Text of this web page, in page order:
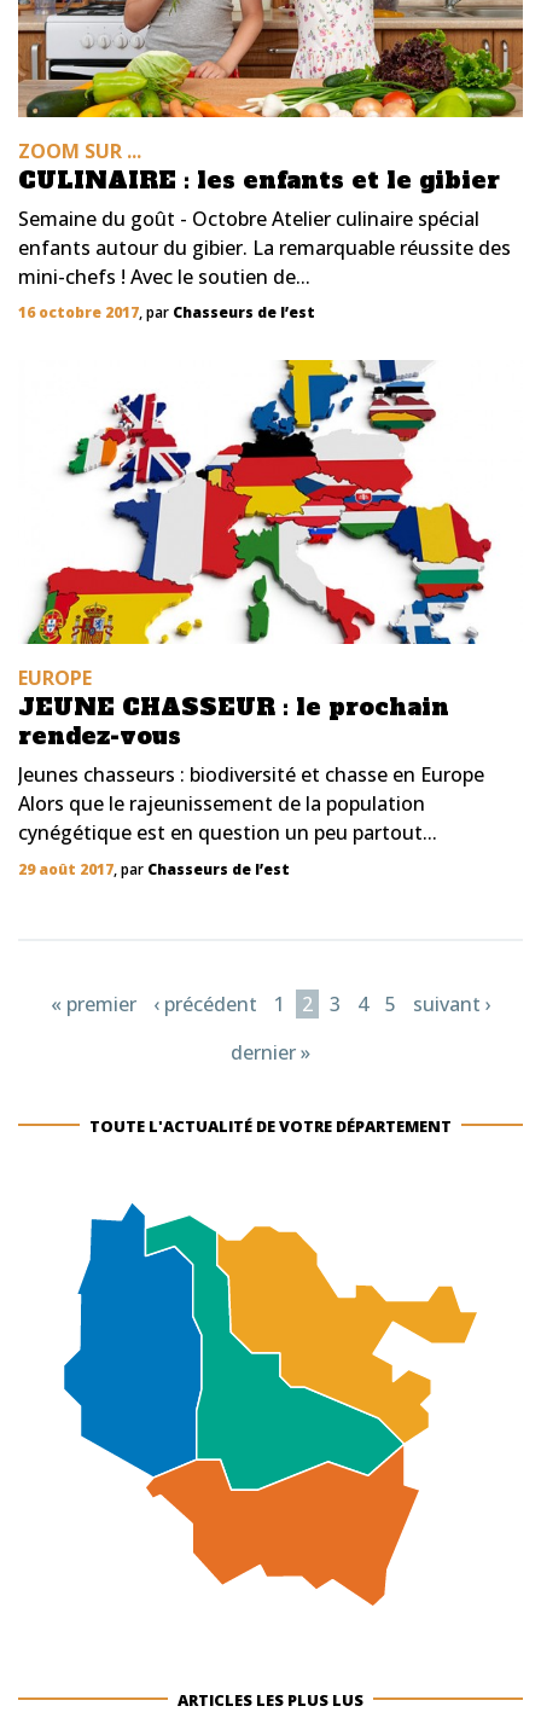
ZOOM SUR ...
CULINAIRE : les enfants et le gibier
Semaine du goût - Octobre Atelier culinaire spécial
enfants autour du gibier. La remarquable réussite des
mini-chefs ! Avec le soutien de...
16 octobre 2017, par Chasseurs de l’est
EUROPE
JEUNE CHASSEUR : le prochain
rendez-vous
Jeunes chasseurs : biodiversité et chasse en Europe
Alors que le rajeunissement de la population
cynégétique est en question un peu partout...
29 août 2017, par Chasseurs de l’est
« premier ‹ précédent 1 2 3 4 5
suivant ›
dernier »
TOUTE L'ACTUALITÉ DE VOTRE DÉPARTEMENT
ARTICLES LES PLUS LUS